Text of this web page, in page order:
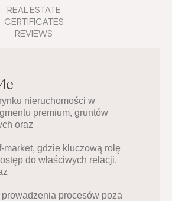
REAL ESTATE
CERTIFICATES
REVIEWS
nieruchomości w
premium, gruntów
oraz
market, gdzie kluczową rolę
do właściwych relacji,
procesów poza